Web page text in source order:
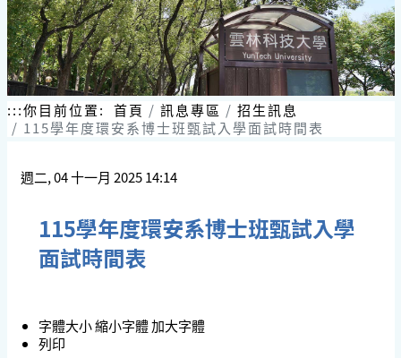
:::你目前位置: 首頁 訊息專區
招生訊息
115學年度環安系博士班甄試入學面試時間表
週二, 04 十一月 2025 14:14
115學年度環安系博士班甄試入學
面試時間表
字體大小縮小字體加大字體
列印